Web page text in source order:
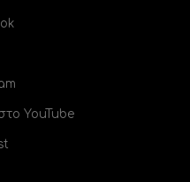
YouTube